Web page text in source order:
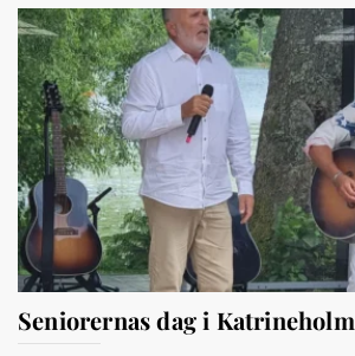
Seniorernas dag i Katrineholm